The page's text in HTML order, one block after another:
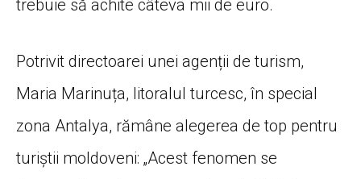
trebuie să achite câteva mii de euro.
Potrivit directoarei unei agenții de turism,
Maria Marinuța, litoralul turcesc, în special
zona Antalya, rămâne alegerea de top pentru
turiștii moldoveni: „Acest fenomen se